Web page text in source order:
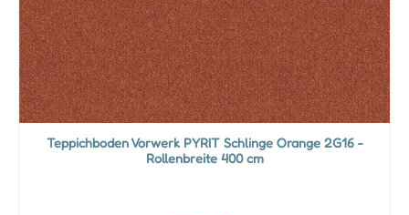
Teppichboden Vorwerk PYRIT Schlinge Orange 2G16 -
Rollenbreite 400 cm